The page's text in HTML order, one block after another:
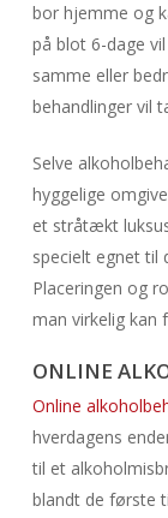
bor hjemme og
på blot 6-dage
samme eller
behandlinger vil
Selve
hyggelige
et stråtækt
specielt egnet til
Placeringen og
man virkelig kan
ONLINE
Online
hverdagens
til et
blandt de første